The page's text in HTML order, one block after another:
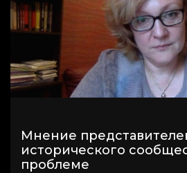
Мнение
исторического
проблеме